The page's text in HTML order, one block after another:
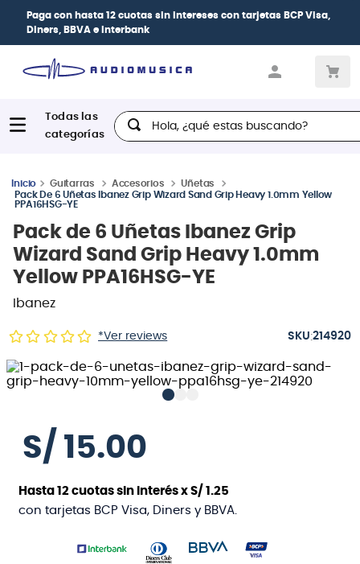
Paga con hasta 12 cuotas sin intereses con tarjetas BCP Visa,
Diners, BBVA e Interbank
Hola, ¿qué estas buscando?
Guitarras Accesorios
Uñetas
Pack De 6 Uñetas Ibanez Grip Wizard Sand Grip Heavy 1.0mm Yellow
PPA16HSG-YE
Pack de 6 Uñetas Ibanez Grip
Wizard Sand Grip Heavy 1.0mm
Yellow PPA16HSG-YE
Ibanez
*Ver reviews :214920
S/ 15.00
Hasta12 cuotas sin interés xS/ 1.25
con tarjetas BCP Visa, Diners y BBVA.